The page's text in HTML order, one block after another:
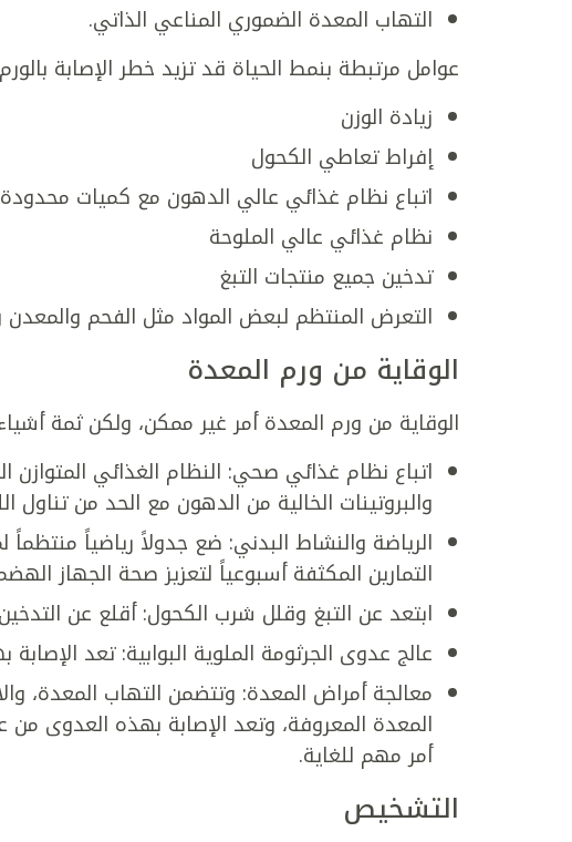
التهاب المعدة الضموري المناعي الذاتي.
عوامل مرتبطة بنمط الحياة قد تزيد خطر الإصابة
زيادة الوزن
إفراط تعاطي الكحول
اتباع نظام غذائي عالي الدهون مع كميات
نظام غذائي عالي الملوحة
تدخين جميع منتجات التبغ
التعرض المنتظم لبعض المواد مثل الفحم
الوقاية من ورم المعدة
الوقاية من ورم المعدة أمر غير ممكن، ولكن ثمة
اتباع نظام غذائي صحي: النظام الغذائي المتوازن
والبروتينات الخالية من الدهون مع الحد من تناول
التمارين المكثفة أسبوعياً لتعزيز صحة الجهاز
ابتعد عن التبغ وقلل شرب الكحول: أقلع عن
عالج عدوى الجرثومة الملوية البوابية: تعد
معالجة أمراض المعدة: وتتضمن التهاب المعدة،
المعدة المعروفة، وتعد الإصابة بهذه العدوى من
أمر مهم للغاية.
التشخيص